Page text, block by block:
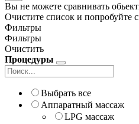
Вы не можете сравнивать
Очистите список и попробуйте
Фильтры
Фильтры
Очистить
Процедуры
Выбрать все
Аппаратный массаж
LPG массаж